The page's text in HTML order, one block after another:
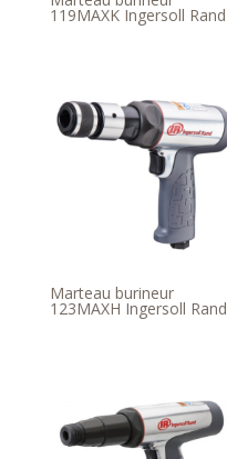
119MAXK Ingersoll Rand
Marteau burineur
123MAXH Ingersoll Rand